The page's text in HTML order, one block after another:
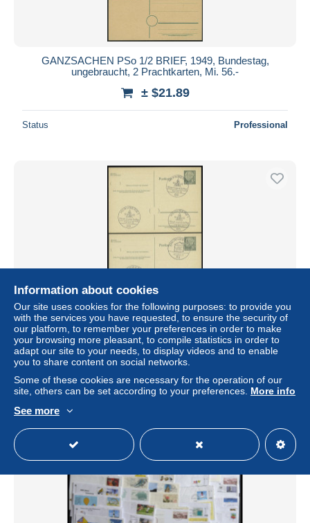
GANZSACHEN PSo 1/2 BRIEF, 1949, Bundestag,
ungebraucht, 2 Prachtkarten, Mi. 56.-
± $21.89
Status Professional
GANZSACHEN P 36 BRIEF, 1961, 8 Pf. Heuss mit
Postfachnummer statt PostschlieÃfachnummer, 5 leer
gestempelte Karten mit
± $64.52
Status Professional
Information about cookies
Our site uses cookies for the following purposes: to provide you
with the services you have requested, to ensure the security of
our platform, to remember your preferences in order to make
your browsing more pleasant, to compile statistics in order to
adapt our site to your needs, to display videos and to enable
you to share content on social networks.
Some of these cookies are necessary for the operation of our
site, others can be set according to your preferences. More info
See more